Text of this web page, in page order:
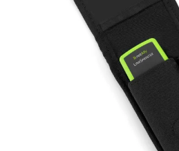
Miljø og sikkerhet